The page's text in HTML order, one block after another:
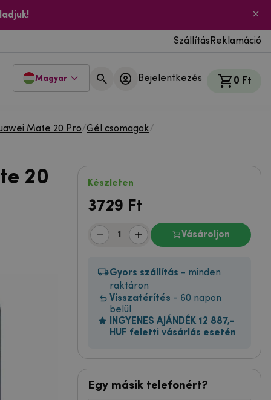
Szállítás Reklamáció
Magyar Bejelentkezés 0 Ft
Mate 20 Pro/Gél csomagok/
20 Készleten
3729 Ft
Vásároljon
Gyors szállítás - minden
raktáron
Visszatérítés - 60 napon
belül
INGYENES AJÁNDÉK 12 887,-
HUF feletti vásárlás esetén
Egy másik telefonért?